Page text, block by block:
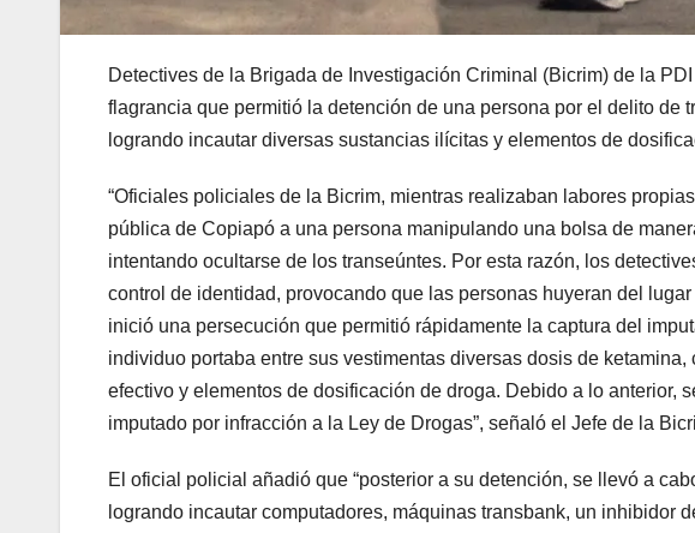
Detectives de la Brigada de Investigación Criminal (Bicrim) de la
flagrancia que permitió la detención de una persona por el delito de
logrando incautar diversas sustancias ilícitas y elementos de
“Oficiales policiales de la Bicrim, mientras realizaban labores
pública de Copiapó a una persona manipulando una bolsa de
intentando ocultarse de los transeúntes. Por esta razón, los
control de identidad, provocando que las personas huyeran del
inició una persecución que permitió rápidamente la captura del
individuo portaba entre sus vestimentas diversas dosis de
efectivo y elementos de dosificación de droga. Debido a lo anterior,
imputado por infracción a la Ley de Drogas”, señaló el Jefe de la
El oficial policial añadió que “posterior a su detención, se llevó a
logrando incautar computadores, máquinas transbank, un inhibidor